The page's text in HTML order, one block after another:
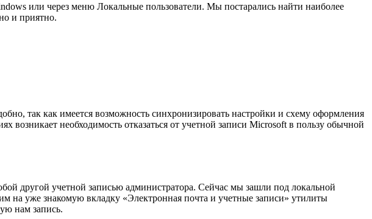
или через меню Локальные пользователи. Мы постарались найти наиболее
и приятно.
так как имеется возможность синхронизировать настройки и схему оформления
возникает необходимость отказаться от учетной записи Microsoft в пользу обычной
другой учетной записью администратора. Сейчас мы зашли под локальной
на уже знакомую вкладку «Электронная почта и учетные записи» утилиты
нам запись.